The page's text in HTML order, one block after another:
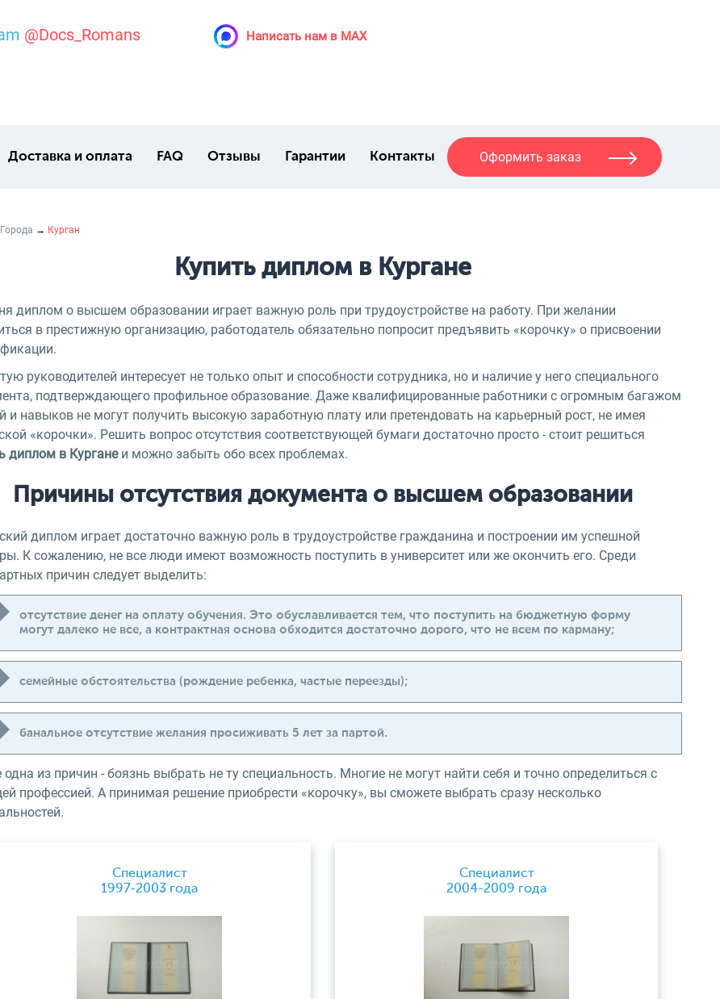
@Docs_Romans Написать нам в MAX
Доставка и оплата FAQ Отзывы Гарантии Контакты Оформить заказ
Города → Курган
Купить диплом в Кургане
диплом о высшем образовании играет важную роль при трудоустройстве на работу. При желании
в престижную организацию, работодатель обязательно попросит предъявить «корочку» о присвоении
руководителей интересует не только опыт и способности сотрудника, но и наличие у него специального
подтверждающего профильное образование. Даже квалифицированные работники с огромным багажом
и навыков не могут получить высокую заработную плату или претендовать на карьерный рост, не имея
«корочки». Решить вопрос отсутствия соответствующей бумаги достаточно просто - стоит решиться
диплом в Курганеи можно забыть обо всех проблемах.
Причины отсутствия документа о высшем образовании
диплом играет достаточно важную роль в трудоустройстве гражданина и построении им успешной
К сожалению, не все люди имеют возможность поступить в университет или же окончить его. Среди
причин следует выделить:
отсутствие денег на оплату обучения. Это обуславливается тем, что поступить на бюджетную форму
могут далеко не все, а контрактная основа обходится достаточно дорого, что не всем по карману;
семейные обстоятельства (рождение ребенка, частые переезды);
банальное отсутствие желания просиживать 5 лет за партой.
из причин - боязнь выбрать не ту специальность. Многие не могут найти себя и точно определиться с
профессией. А принимая решение приобрести «корочку», вы сможете выбрать сразу несколько
Специалист
1997-2003 года
Специалист
2004-2009 года